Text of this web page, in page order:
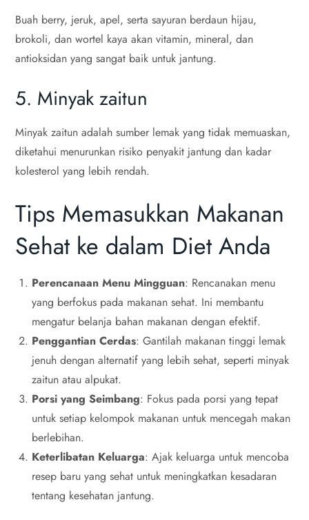
Buah berry, jeruk, apel, serta sayuran berdaun hijau,
brokoli, dan wortel kaya akan vitamin, mineral, dan
antioksidan yang sangat baik untuk jantung.
5. Minyak zaitun
Minyak zaitun adalah sumber lemak yang tidak memuaskan,
diketahui menurunkan risiko penyakit jantung dan kadar
kolesterol yang lebih rendah.
Tips Memasukkan Makanan
Sehat ke dalam Diet Anda
Perencanaan Menu Mingguan: Rencanakan menu
yang berfokus pada makanan sehat. Ini membantu
mengatur belanja bahan makanan dengan efektif.
Penggantian Cerdas: Gantilah makanan tinggi lemak
jenuh dengan alternatif yang lebih sehat, seperti minyak
zaitun atau alpukat.
Porsi yang Seimbang: Fokus pada porsi yang tepat
untuk setiap kelompok makanan untuk mencegah makan
berlebihan.
Keterlibatan Keluarga: Ajak keluarga untuk mencoba
resep baru yang sehat untuk meningkatkan kesadaran
tentang kesehatan jantung.